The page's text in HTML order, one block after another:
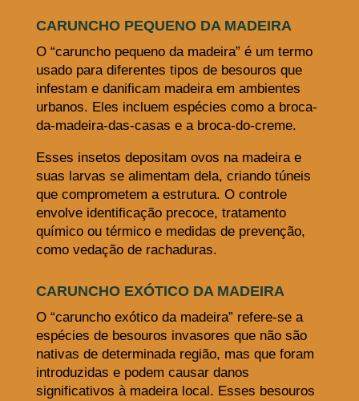
CARUNCHO PEQUENO DA MADEIRA
O “caruncho pequeno da madeira” é um termo
usado para diferentes tipos de besouros que
infestam e danificam madeira em ambientes
urbanos. Eles incluem espécies como a broca-
da-madeira-das-casas e a broca-do-creme.
Esses insetos depositam ovos na madeira e
suas larvas se alimentam dela, criando túneis
que comprometem a estrutura. O controle
envolve identificação precoce, tratamento
químico ou térmico e medidas de prevenção,
como vedação de rachaduras.
CARUNCHO EXÓTICO DA MADEIRA
O “caruncho exótico da madeira” refere-se a
espécies de besouros invasores que não são
nativas de determinada região, mas que foram
introduzidas e podem causar danos
significativos à madeira local. Esses besouros